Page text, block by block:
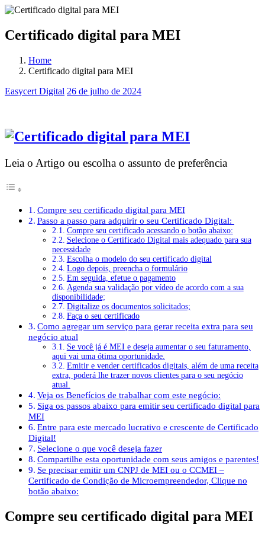
Certificado digital para MEI
Home
Certificado digital para MEI
Easycert Digital 26 de julho de 2024
Leia o Artigo ou escolha o assunto de preferência
Compre seu certificado digital para MEI
Passo a passo para adquirir o seu Certificado Digital:
Compre seu certificado acessando o botão abaixo:
Selecione o Certificado Digital mais adequado para sua
necessidade
Escolha o modelo do seu certificado digital
Logo depois, preencha o formulário
Em seguida, efetue o pagamento
Agenda sua validação por vídeo de acordo com a sua
disponibilidade;
Digitalize os documentos solicitados;
Faça o seu certificado
Como agregar um serviço para gerar receita extra para seu
negócio atual
Se você já é MEI e deseja aumentar o seu faturamento,
aqui vai uma ótima oportunidade.
Emitir e vender certificados digitais, além de uma receita
extra, poderá lhe trazer novos clientes para o seu negócio
atual.
Veja os Benefícios de trabalhar com este negócio:
Siga os passos abaixo para emitir seu certificado digital para
MEI
Entre para este mercado lucrativo e crescente de Certificado
Digital!
Selecione o que você deseja fazer
Compartilhe esta oportunidade com seus amigos e parentes!
Se precisar emitir um CNPJ de MEI ou o CCMEI –
Certificado de Condição de Microempreendedor, Clique no
botão abaixo:
Compre seu certificado digital para MEI